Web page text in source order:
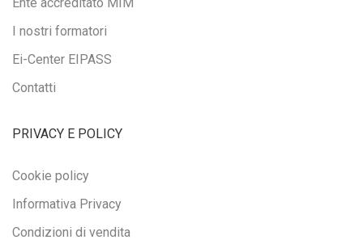
I nostri formatori
Ei-Center EIPASS
Contatti
PRIVACY E POLICY
Cookie policy
Informativa Privacy
Condizioni di vendita